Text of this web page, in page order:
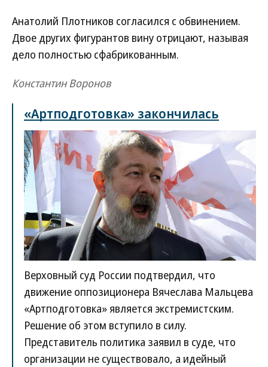
Анатолий Плотников согласился с обвинением.
Двое других фигурантов вину отрицают, называя
дело полностью сфабрикованным.
Константин Воронов
«Артподготовка» закончилась
Верховный суд России подтвердил, что
движение оппозиционера Вячеслава Мальцева
«Артподготовка» является экстремистским.
Решение об этом вступило в силу.
Представитель политика заявил в суде, что
организации не существовало, а идейный